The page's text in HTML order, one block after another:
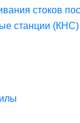
стоков
станции (КНС)